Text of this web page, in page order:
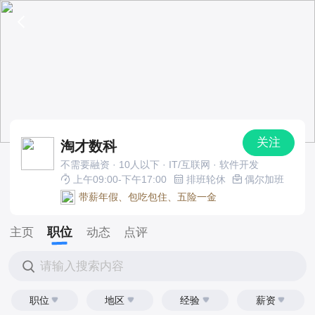
淘才数科 关注
不需要融资 · 10人以下 · IT/互联网 · 软件开发
上午09:00-下午17:00
排班轮休
偶尔加班
带薪年假、包吃包住、五险一金
主页 职位 动态 点评
请输入搜索内容
职位 地区 经验 薪资